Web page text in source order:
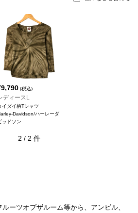
9,790(税込)
ディースL
イダイ柄Tシャツ
Davidson/ハーレーダ
ッドソン
2 / 2 件
ーツオブザルーム等から、アンビル、